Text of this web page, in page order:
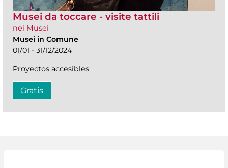
Musei da toccare - visite tattili
nei Musei
Musei in Comune
01/01 - 31/12/2024
Proyectos accesibles
Gratis